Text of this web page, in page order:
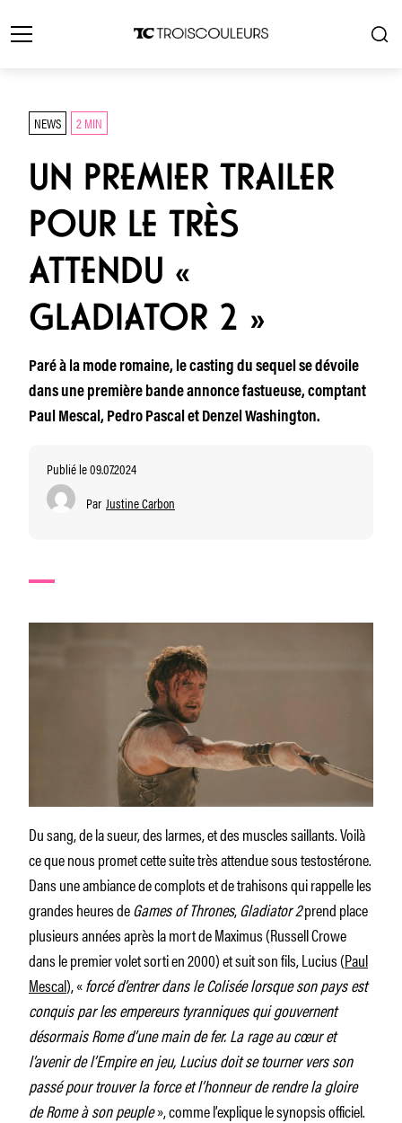
NEWS 2 MIN
UN PREMIER TRAILER
POUR LE TRÈS
ATTENDU «
GLADIATOR 2 »
Paré à la mode romaine, le casting du sequel se dévoile
dans une première bande annonce fastueuse, comptant
Paul Mescal, Pedro Pascal et Denzel Washington.
Publié le 09.07.2024
Par Justine Carbon
Du sang, de la sueur, des larmes, et des muscles saillants. Voilà
ce que nous promet cette suite très attendue sous testostérone.
Dans une ambiance de complots et de trahisons qui rappelle les
grandes heures deGames of Thrones,Gladiator 2prend place
plusieurs années après la mort de Maximus (Russell Crowe
dans le premier volet sorti en 2000) et suit son fils, Lucius (Paul
Mescal), «forcé d’entrer dans le Colisée lorsque son pays est
conquis par les empereurs tyranniques qui gouvernent
désormais Rome d’une main de fer. La rage au cœur et
l’avenir de l’Empire en jeu, Lucius doit se tourner vers son
passé pour trouver la force et l’honneur de rendre la gloire
de Rome à son peuple», comme l’explique le synopsis officiel.